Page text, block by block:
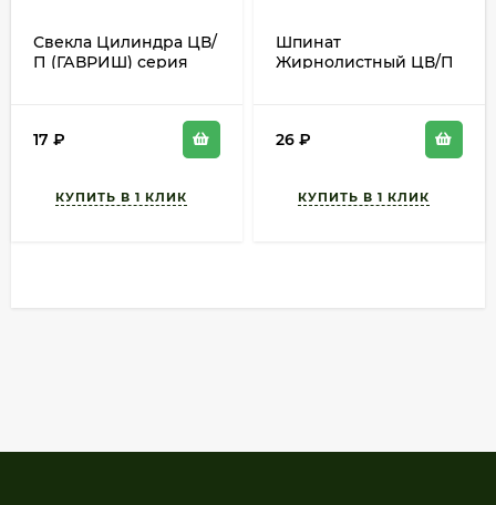
Свекла Цилиндра ЦВ/
П (ГАВРИШ) серия
17 ₽
Шпинат
Жирнолистный ЦВ/П
26 ₽